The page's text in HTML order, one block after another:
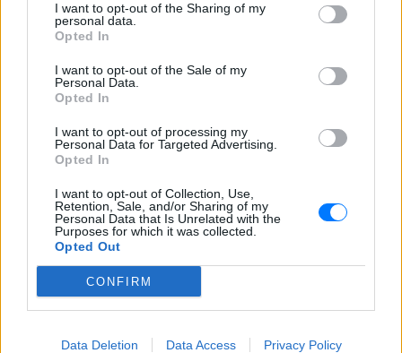
I want to opt-out of the Sharing of my
personal data.
Opted In
I want to opt-out of the Sale of my
Personal Data.
Opted In
I want to opt-out of processing my
Personal Data for Targeted Advertising.
Opted In
I want to opt-out of Collection, Use,
Retention, Sale, and/or Sharing of my
Personal Data that Is Unrelated with the
Purposes for which it was collected.
Opted Out
CONFIRM
Data Deletion Data Access Privacy Policy